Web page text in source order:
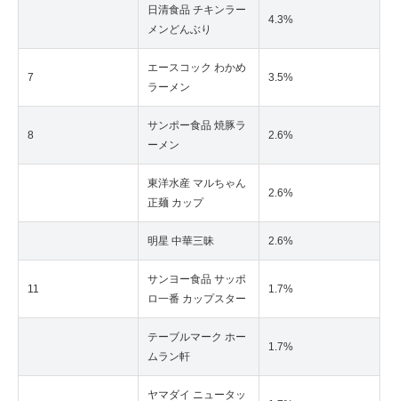
日清食品 チキンラー
メンどんぶり
4.3%
7
エースコック わかめ
ラーメン
3.5%
8
サンポー食品 焼豚ラ
ーメン
2.6%
東洋水産 マルちゃん
正麺 カップ
2.6%
明星 中華三昧 2.6%
11
サンヨー食品 サッポ
ロ一番 カップスター
1.7%
テーブルマーク ホー
ムラン軒
1.7%
ヤマダイ ニュータッ